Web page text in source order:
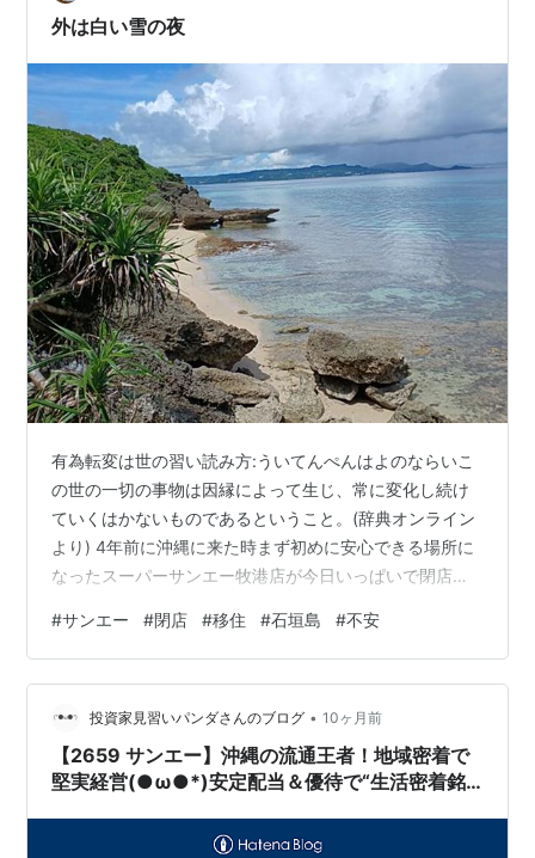
（1,000円券×3枚）…
外は白い雪の夜
有為転変は世の習い読み方:ういてんぺんはよのならいこ
の世の一切の事物は因縁によって生じ、常に変化し続け
ていくはかないものであるということ。(辞典オンライン
より) 4年前に沖縄に来た時まず初めに安心できる場所に
なったスーパーサンエー牧港店が今日いっぱいで閉店に
モールにある衣料品店とかも段々に商品が少なくなって
きていましたが一昨日はほとんどスカスカな状態でこう
いう景色に弱い私としては胸がつまる思いでした。あん
なに賑わっていたのに、、、 移住してきてもちろん仕事
場も新しくなって不安と闘いながら一日終えて帰り道の
サンエーでレジのおばさんのうちなーぐち(…
#サンエー #閉店 #移住 #石垣島 #不安
投資家見習いパンダさんのブログ • 10ヶ月前
【2659 サンエー】沖縄の流通王者！地域密着で
堅実経営(●ω●*)安定配当＆優待で“生活密着銘